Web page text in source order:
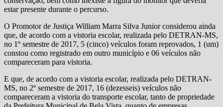
estar presente durante o percurso.
O Promotor de Justiça William Marra Silva Junior considerou ainda
que, de acordo com a vistoria escolar, realizada pelo DETRAN-MS,
no 1º semestre de 2017, 5 (cinco) veículos foram reprovados, 1 (um)
constou como registrado em outro município e 06 veículos não
compareceram para vistoria.
E que, de acordo com a vistoria escolar, realizada pelo DETRAN-
MS, no 2º semestre de 2017, 16 (dezesseis) veículos não
compareceram a vistoria do transporte escolar, tanto de propriedade